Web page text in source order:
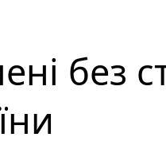
без